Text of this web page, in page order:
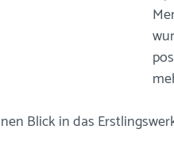
Blick in das